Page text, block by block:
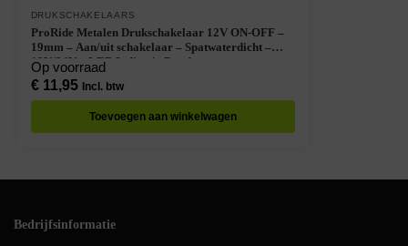
DRUKSCHAKELAARS
ProRide Metalen Drukschakelaar 12V ON-OFF –
19mm – Aan/uit schakelaar – Spatwaterdicht –
12V/24V – LED Indicatie Rood
Op voorraad
€11,95 Incl. btw
Toevoegen aan winkelwagen
Bedrijfsinformatie